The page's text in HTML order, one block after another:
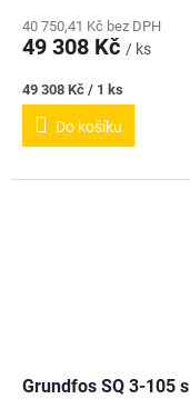
40 750,41 Kč bez DPH
49 308 Kč / ks
Měrná
cena:
49 308 Kč / 1 ks
Do košíku
Grundfos SQ 3-105 s